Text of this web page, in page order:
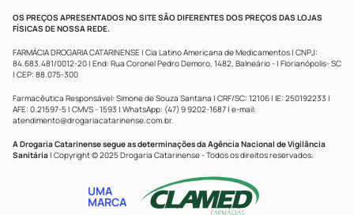
OS PREÇOS APRESENTADOS NO SITE SÃO DIFERENTES DOS PREÇOS DAS LOJAS
FÍSICAS DE NOSSA REDE.
FARMÁCIA DROGARIA CATARINENSE | Cia Latino Americana de Medicamentos | CNPJ:
84.683.481/0012-20 | End: Rua Coronel Pedro Demoro, 1482, Balneário - | Florianópolis- SC
| CEP: 88.075-300
Farmacêutica Responsável: Simone de Souza Santana | CRF/SC: 12106 | IE: 250192233 |
AFE: 0.21597-5 | CMVS - 1593 | WhatsApp: (47) 9 9202-1687 | e-mail:
atendimento@drogariacatarinense.com.br.
A Drogaria Catarinense segue as determinações da Agência Nacional de Vigilância
Sanitária | Copyright © 2025 Drogaria Catarinense - Todos os direitos reservados.
UMA
MARCA